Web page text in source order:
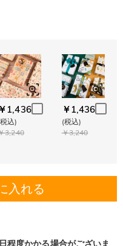
￥1,436
込)
3,240
￥1,436
(税込)
￥3,240
入れる
程度かかる場合がございま